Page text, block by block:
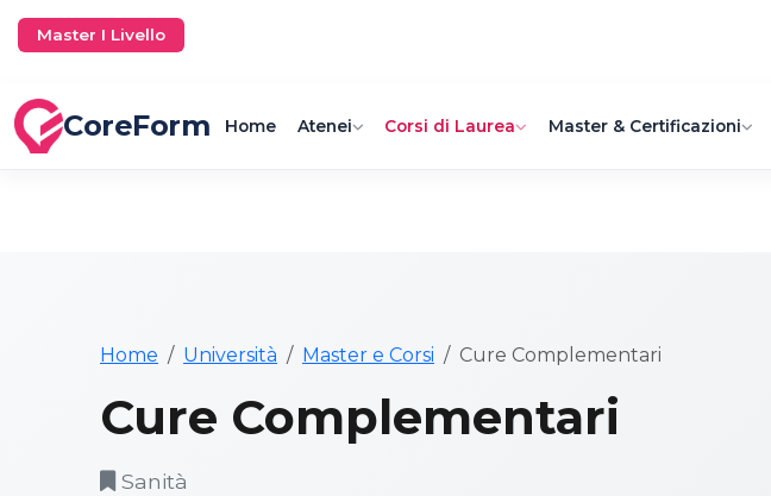
CoreForm Home Atenei Corsi di Laurea Master & Certificazioni
Home Università Master e Corsi Cure Complementari
Master I Livello
Cure Complementari
Sanità